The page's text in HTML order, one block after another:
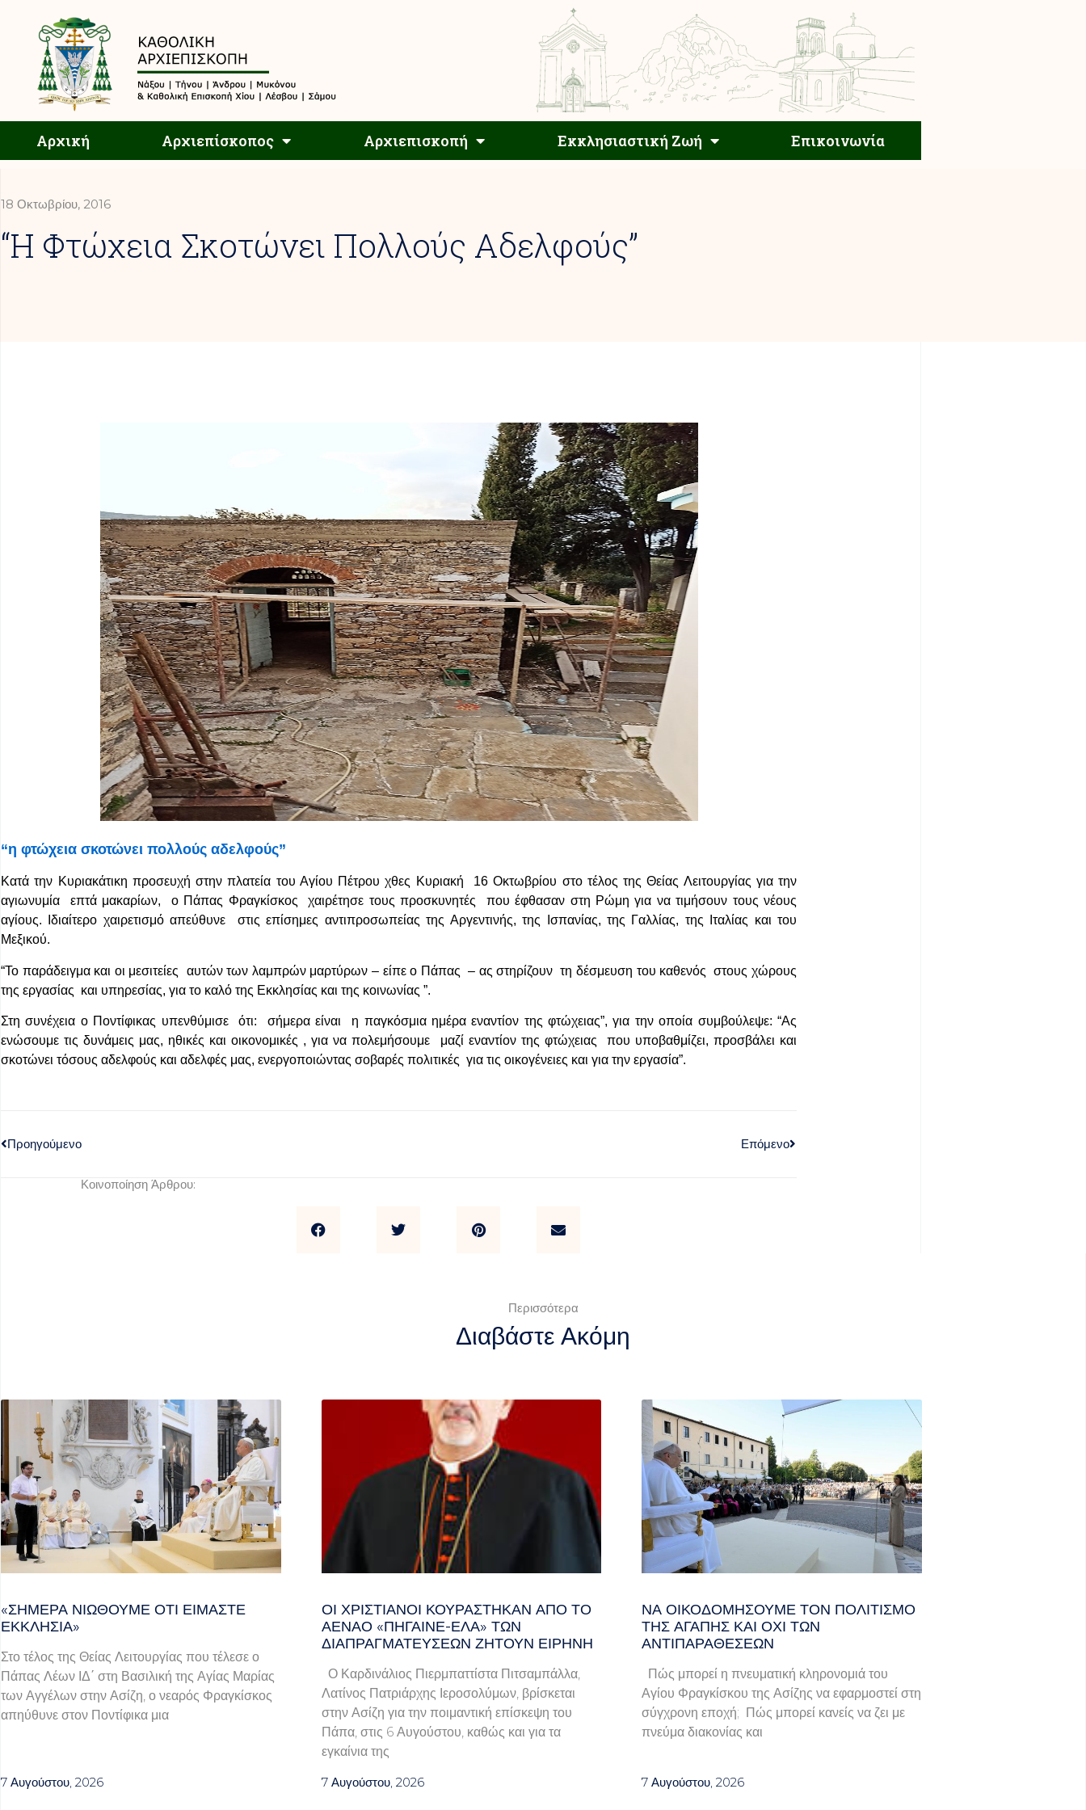
Αρχική Αρχιεπίσκοπος Αρχιεπισκοπή Εκκλησιαστική Ζωή Επικοινωνία
Αρχιεπισκοπή Εκκλησιαστική Ζωή Επικοινωνία
18 Οκτωβρίου, 2016
“η Φτώχεια Σκοτώνει Πολλούς Αδελφούς”
“η φτώχεια σκοτώνει πολλούς αδελφούς”
Κατά την Κυριακάτικη προσευχή στην πλατεία του Αγίου Πέτρου χθες Κυριακή 16 Οκτωβρίου στο τέλος της Θείας Λειτουργίας για την
αγιωνυμία επτά μακαρίων, ο Πάπας Φραγκίσκος χαιρέτησε τους προσκυνητές που έφθασαν στη Ρώμη για να τιμήσουν τους νέους
αγίους. Ιδιαίτερο χαιρετισμό απεύθυνε στις επίσημες αντιπροσωπείας της Αργεντινής, της Ισπανίας, της Γαλλίας, της Ιταλίας και του
Μεξικού.
“Το παράδειγμα και οι μεσιτείες αυτών των λαμπρών μαρτύρων – είπε ο Πάπας – ας στηρίζουν τη δέσμευση του καθενός στους χώρους
της εργασίας και υπηρεσίας, για το καλό της Εκκλησίας και της κοινωνίας ”.
Στη συνέχεια ο Ποντίφικας υπενθύμισε ότι: σήμερα είναι η παγκόσμια ημέρα εναντίον της φτώχειας”, για την οποία συμβούλεψε: “Ας
ενώσουμε τις δυνάμεις μας, ηθικές και οικονομικές , για να πολεμήσουμε μαζί εναντίον της φτώχειας που υποβαθμίζει, προσβάλει και
σκοτώνει τόσους αδελφούς και αδελφές μας, ενεργοποιώντας σοβαρές πολιτικές για τις οικογένειες και για την εργασία”.
Προηγούμενο Επόμενο
Κοινοποίηση Άρθρου:
Περισσότερα
Διαβάστε Ακόμη
«ΣΉΜΕΡΑ ΝΙΏΘΟΥΜΕ ΌΤΙ ΕΊΜΑΣΤΕ
ΕΚΚΛΗΣΊΑ»
Στο τέλος της Θείας Λειτουργίας που τέλεσε ο
Πάπας Λέων ΙΔ΄ στη Βασιλική της Αγίας Μαρίας
των Αγγέλων στην Ασίζη, ο νεαρός Φραγκίσκος
απηύθυνε στον Ποντίφικα μια
7 Αυγούστου, 2026
ΟΙ ΧΡΙΣΤΙΑΝΟΊ ΚΟΥΡΆΣΤΗΚΑΝ ΑΠΌ ΤΟ
ΑΈΝΑΟ «ΠΉΓΑΙΝΕ-ΈΛΑ» ΤΩΝ
ΔΙΑΠΡΑΓΜΑΤΕΎΣΕΩΝ ΖΗΤΟΎΝ ΕΙΡΉΝΗ
Ο Καρδινάλιος Πιερμπαττίστα Πιτσαμπάλλα,
Λατίνος Πατριάρχης Ιεροσολύμων, βρίσκεται
στην Ασίζη για την ποιμαντική επίσκεψη του
Πάπα, στις 6 Αυγούστου, καθώς και για τα
εγκαίνια της
7 Αυγούστου, 2026
ΝΑ ΟΙΚΟΔΟΜΉΣΟΥΜΕ ΤΟΝ ΠΟΛΙΤΙΣΜΌ
ΤΗΣ ΑΓΆΠΗΣ ΚΑΙ ΌΧΙ ΤΩΝ
ΑΝΤΙΠΑΡΑΘΈΣΕΩΝ
Πώς μπορεί η πνευματική κληρονομιά του
Αγίου Φραγκίσκου της Ασίζης να εφαρμοστεί στη
σύγχρονη εποχή; Πώς μπορεί κανείς να ζει με
πνεύμα διακονίας και
7 Αυγούστου, 2026